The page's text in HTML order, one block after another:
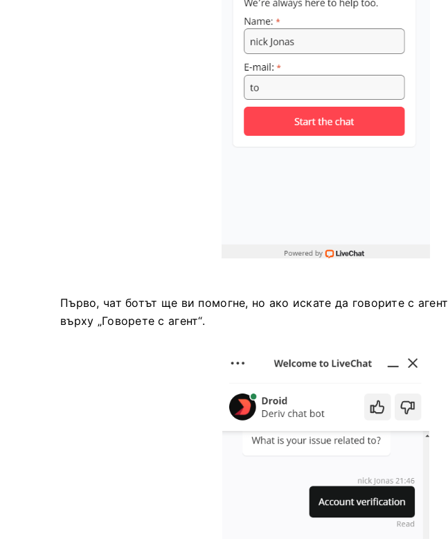
Първо, чат ботът ще ви помогне, но ако искате да говорите с
върху „Говорете с агент“.